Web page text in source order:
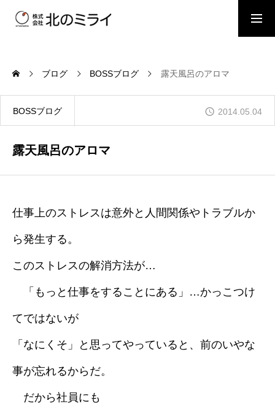
会社概要
事業内容
お問い合わせ
採用情報
ブログ
ブログ BOSSブログ 露天風呂のアロマ
BOSSブログ 2014.05.04
露天風呂のアロマ
仕事上のストレスは意外と人間関係やトラブルか
ら発生する。
このストレスの解消方法が…
「もっと仕事をすることにある」…かっこつけ
てではないが
「なにくそ」と思ってやっていると、前のいやな
事が忘れるからだ。
だから社員にも